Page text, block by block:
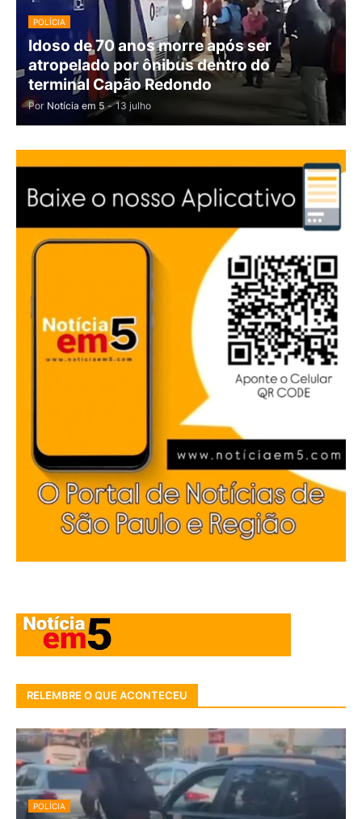
POLÍCIA
Idoso de 70 anos morre após ser
atropelado por ônibus dentro do
terminal Capão Redondo
Por Notícia em 5 - 13 julho
RELEMBRE O QUE ACONTECEU
POLÍCIA